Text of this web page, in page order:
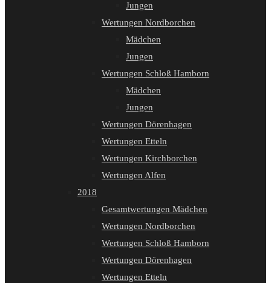
Jungen
Wertungen Nordborchen
Mädchen
Jungen
Wertungen Schloß Hamborn
Mädchen
Jungen
Wertungen Dörenhagen
Wertungen Etteln
Wertungen Kirchborchen
Wertungen Alfen
2018
Gesamtwertungen Mädchen
Wertungen Nordborchen
Wertungen Schloß Hamborn
Wertungen Dörenhagen
Wertungen Etteln